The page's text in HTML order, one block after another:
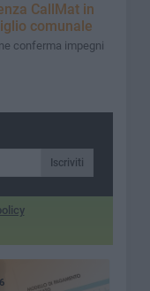
CallMat in
comunale
conferma impegni
Iscriviti